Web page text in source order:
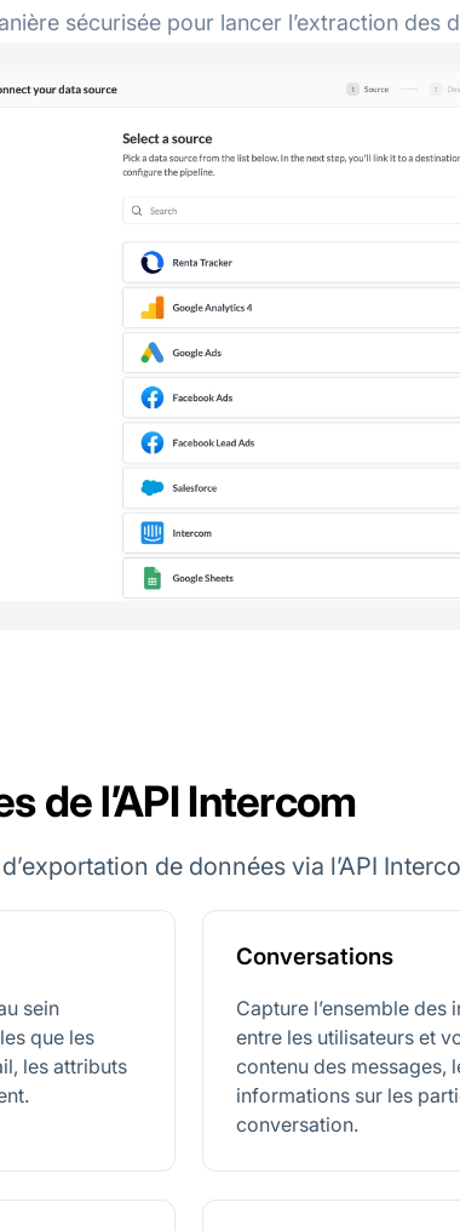
sécurisée pour lancer l’extraction des
de l’API Intercom
de données via l’API
sein
que les
les attributs
Conversations
Capture l’ensemble
entre les utilisateurs et
contenu des messages,
informations sur les
conversation.